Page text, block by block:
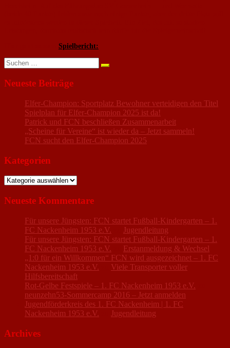
Spielbericht:
Suchen
nach:
Neueste Beiträge
Elfer-Champion: Sportplatz Bewohner verteidigen den Titel
Spielplan für Elfer-Champion 2025 ist da!
Patrick und FCN beschließen Zusammenarbeit
„Scheine für Vereine“ ist wieder da – Jetzt sammeln!
FCN sucht den Elfer-Champion 2025
Kategorien
Kategorien
Neueste Kommentare
Für unsere Jüngsten: FCN startet Fußball-Kindergarten – 1.
FC Nackenheim 1953 e.V.
Jugendleitung
Für unsere Jüngsten: FCN startet Fußball-Kindergarten – 1.
FC Nackenheim 1953 e.V.
Erstanmeldung & Wechsel
„1:0 für ein Willkommen“ FCN wird ausgezeichnet – 1. FC
Nackenheim 1953 e.V.
Viele Transporter voller
Hilfsbereitschaft
Rot-Gelbe Festspiele – 1. FC Nackenheim 1953 e.V.
neunzehn53-Sommercamp 2016 – Jetzt anmelden
Jugendförderkreis des 1. FC Nackenheim | 1. FC
Nackenheim 1953 e.V.
Jugendleitung
Archives